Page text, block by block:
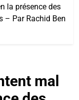
la présence des
– Par Rachid Ben
mal